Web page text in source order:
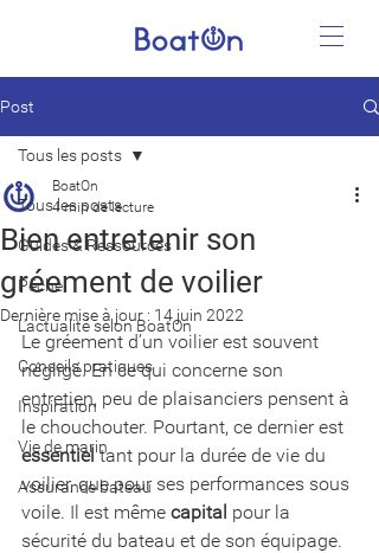
Post
Tous les posts
Guides & Ressources
Pêche
L'actualité selon BoatOn
Conseils pratiques
Inspiration
Vie de marin
Assurance bateau
Tous les posts
Bien entretenir son
gréement de voilier
BoatOn
4 min de lecture
Dernière mise à jour : 14 juin 2022
Le gréement d’un voilier est souvent
négligé. En ce qui concerne son
entretien, peu de plaisanciers pensent à
le chouchouter. Pourtant, ce dernier est
essentiel tant pour la durée de vie du
voilier, que pour ses performances sous
voile. Il est même capital pour la
sécurité du bateau et de son équipage.